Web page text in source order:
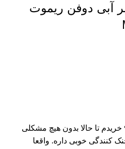
آبی دوفن ریموت
من این کولر رو سال ۹۸ خریدم تا حالا بدون هیچ مشکلی
کنندگی خوبی داره. واقعا